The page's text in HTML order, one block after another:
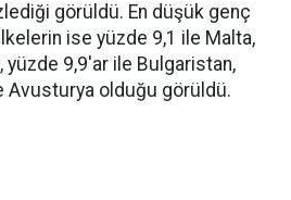
görüldü. En düşük genç
ise yüzde 9,1 ile Malta,
yüzde 9,9'ar ile Bulgaristan,
Avusturya olduğu görüldü.